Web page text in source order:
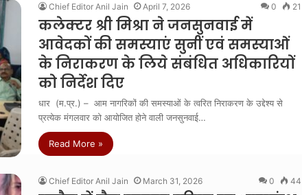
Chief Editor Anil Jain April 7, 2026 0 21
कलेक्टर श्री मिश्रा ने जनसुनवाई में
आवेदकों की समस्याएं सुनीं एवं समस्याओं
के निराकरण के लिये संबंधित अधिकारियों
को निर्देश दिए
धार (म.प्र.) – आम नागरिकों की समस्याओं के त्वरित निराकरण के उद्देश्य से
प्रत्येक मंगलवार को आयोजित होने वाली जनसुनवाई…
Read More »
Chief Editor Anil Jain March 31, 2026 0 44